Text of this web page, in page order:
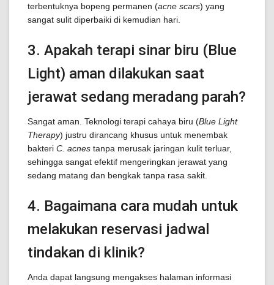
terbentuknya bopeng permanen (acne scars) yang
sangat sulit diperbaiki di kemudian hari.
3. Apakah terapi sinar biru (Blue
Light) aman dilakukan saat
jerawat sedang meradang parah?
Sangat aman. Teknologi terapi cahaya biru (Blue Light
Therapy) justru dirancang khusus untuk menembak
bakteri C. acnes tanpa merusak jaringan kulit terluar,
sehingga sangat efektif mengeringkan jerawat yang
sedang matang dan bengkak tanpa rasa sakit.
4. Bagaimana cara mudah untuk
melakukan reservasi jadwal
tindakan di klinik?
Anda dapat langsung mengakses halaman informasi